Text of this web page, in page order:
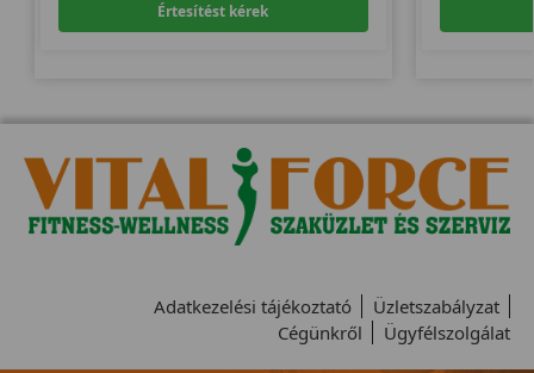
Értesítést kérek
Adatkezelési tájékoztató
Üzletszabályzat
Cégünkről
Ügyfélszolgálat